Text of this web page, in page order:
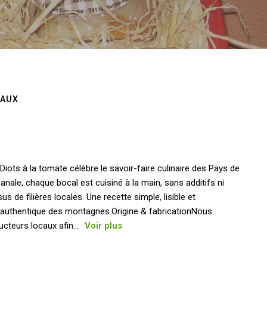
à la tomate célèbre le savoir-faire culinaire des Pays de
chaque bocal est cuisiné à la main, sans additifs ni
de filières locales. Une recette simple, lisible et
des montagnes.Origine & fabricationNous
locaux afin...
Voir plus